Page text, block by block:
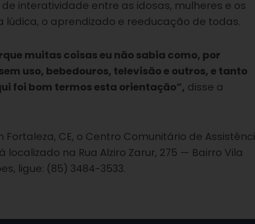
interatividade entre as idosas, mulheres e os
o aprendizado e reeducação de todas.
muitas coisas eu não sabia como, por
uso, bebedouros, televisão e outros, e tanto
foi bom termos esta orientação”, disse a
Fortaleza, CE, o Centro Comunitário de
na Rua Alziro Zarur, 275 — Bairro Vila
ligue: (85) 3484-3533.